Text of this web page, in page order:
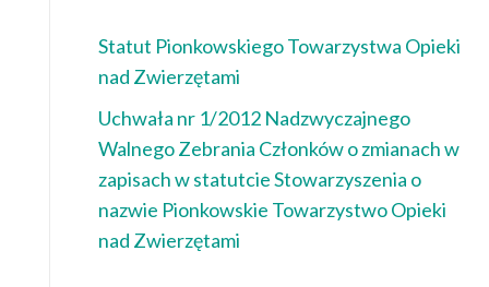
Statut Pionkowskiego Towarzystwa Opieki
nad Zwierzętami
Uchwała nr 1/2012 Nadzwyczajnego
Walnego Zebrania Członków o zmianach w
zapisach w statutcie Stowarzyszenia o
nazwie Pionkowskie Towarzystwo Opieki
nad Zwierzętami